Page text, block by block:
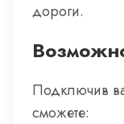
дороги.
Подключив
сможете: